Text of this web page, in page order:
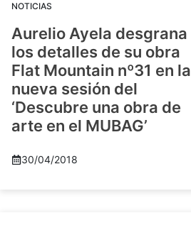
NOTICIAS
Aurelio Ayela desgrana
los detalles de su obra
Flat Mountain nº31 en la
nueva sesión del
‘Descubre una obra de
arte en el MUBAG’
30/04/2018